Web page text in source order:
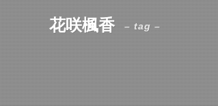
花咲楓香 – tag –